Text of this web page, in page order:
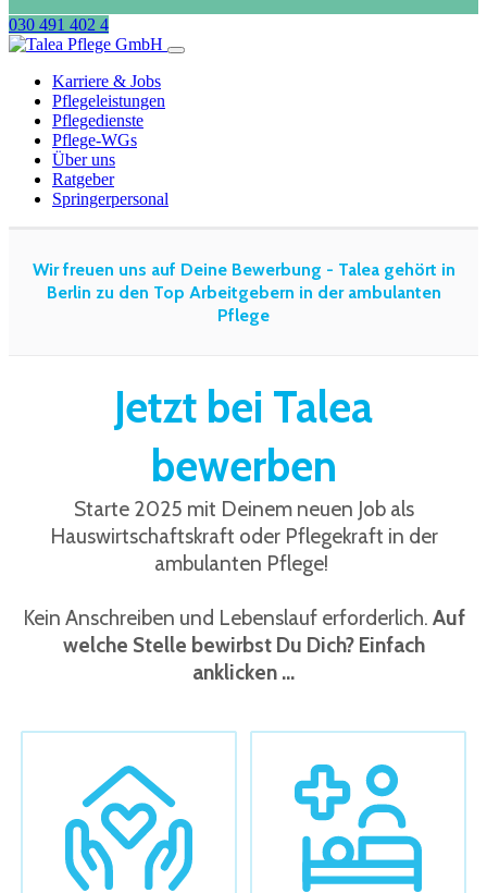
030 491 402 4
Karriere & Jobs
Pflegeleistungen
Pflegedienste
Pflege-WGs
Über uns
Ratgeber
Springerpersonal